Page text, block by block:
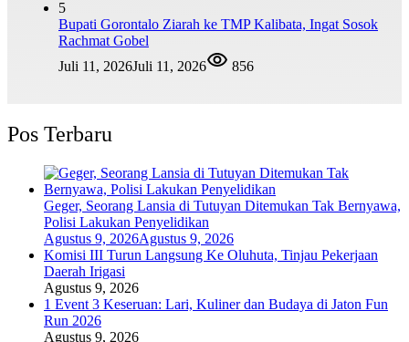
5
Bupati Gorontalo Ziarah ke TMP Kalibata, Ingat Sosok
Rachmat Gobel
Juli 11, 2026Juli 11, 2026 856
Pos Terbaru
Geger, Seorang Lansia di Tutuyan Ditemukan Tak Bernyawa,
Polisi Lakukan Penyelidikan
Agustus 9, 2026Agustus 9, 2026
Komisi III Turun Langsung Ke Oluhuta, Tinjau Pekerjaan
Daerah Irigasi
Agustus 9, 2026
1 Event 3 Keseruan: Lari, Kuliner dan Budaya di Jaton Fun
Run 2026
Agustus 9, 2026